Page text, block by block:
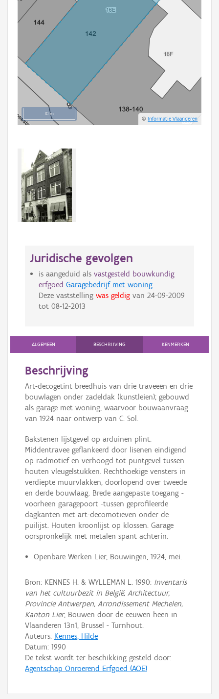
10 m
©Informatie Vlaanderen
Juridische gevolgen
is aangeduid als vastgesteld bouwkundig
erfgoed Garagebedrijf met woning
Deze vaststelling was geldigvan 24-09-2009
tot 08-12-2013
ALGEMEEN BESCHRIJVING KENMERKEN
Beschrijving
Art-decogetint breedhuis van drie traveeën en drie
bouwlagen onder zadeldak (kunstleien); gebouwd
als garage met woning, waarvoor bouwaanvraag
van 1924 naar ontwerp van C. Sol.
Bakstenen lijstgevel op arduinen plint.
Middentravee geflankeerd door lisenen eindigend
op radmotief en verhoogd tot puntgevel tussen
houten vleugelstukken. Rechthoekige vensters in
verdiepte muurvlakken, doorlopend over tweede
en derde bouwlaag. Brede aangepaste toegang -
voorheen garagepoort -tussen geprofileerde
dagkanten met art-decomotieven onder de
puilijst. Houten kroonlijst op klossen. Garage
oorspronkelijk met metalen spant achterin.
Openbare Werken Lier, Bouwingen, 1924, mei.
Bron: KENNES H. & WYLLEMAN L. 1990: Inventaris
van het cultuurbezit in België, Architectuur,
Provincie Antwerpen, Arrondissement Mechelen,
Kanton Lier, Bouwen door de eeuwen heen in
Vlaanderen 13n1, Brussel - Turnhout.
Auteurs: Kennes, Hilde
Datum: 1990
De tekst wordt ter beschikking gesteld door:
Agentschap Onroerend Erfgoed (AOE)